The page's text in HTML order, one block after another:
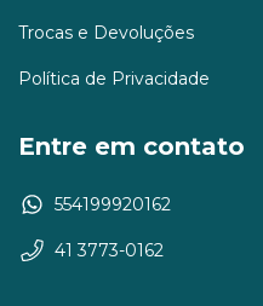
Trocas e Devoluções
Política de Privacidade
Entre em contato
554199920162
41 3773-0162